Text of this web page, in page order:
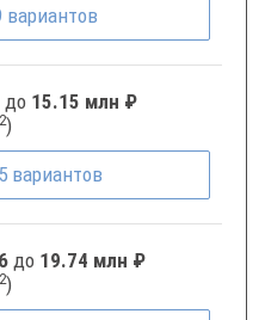
вариантов
до 15.15 млн ₽
2)
вариантов
до 19.74 млн ₽
2)